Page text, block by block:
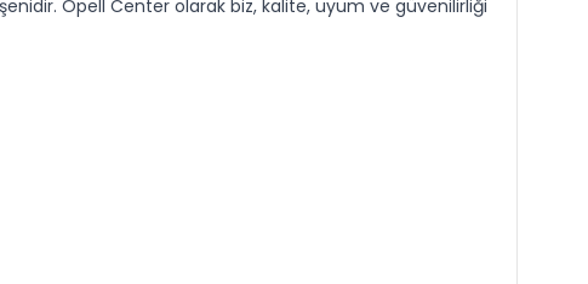
Opell Center olarak biz, kalite, uyum ve güvenilirliği